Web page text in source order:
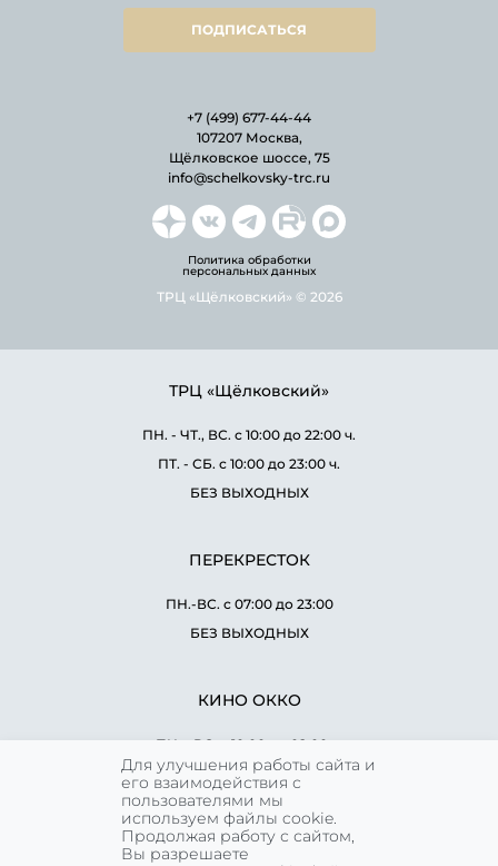
ПОДПИСАТЬСЯ
+7 (499) 677-44-44
107207 Москва,
Щёлковское шоссе, 75
info@schelkovsky-trc.ru
Политика обработки
персональных данных
ТРЦ «Щёлковский» © 2026
ТРЦ «Щёлковский»
ПН. - ЧТ., ВС. с 10:00 до 22:00 ч.
ПТ. - СБ. с 10:00 до 23:00 ч.
БЕЗ ВЫХОДНЫХ
ПЕРЕКРЕСТОК
ПН.-ВС. с 07:00 до 23:00
БЕЗ ВЫХОДНЫХ
КИНО ОККО
ПН. - ВС. с 10:00 до 02:00 ч.
БЕЗ ВЫХОДНЫХ
WORLD CLASS
Для улучшения работы сайта и
его взаимодействия с
пользователями мы
используем файлы cookie.
Продолжая работу с сайтом,
Вы разрешаете